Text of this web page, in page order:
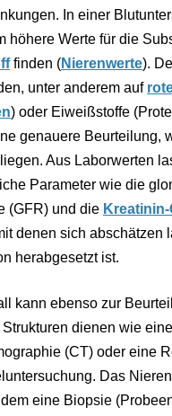
In einer
höhere Werte für die
finden (Nierenwerte).
unter anderem auf
) oder Eiweißstoffe
genauere Beurteilung,
Aus Laborwerten
Parameter wie die
(GFR) und die
denen sich abschätzen
herabgesetzt ist.
kann ebenso zur
dienen wie eine
(CT) oder eine
Das
eine Biopsie